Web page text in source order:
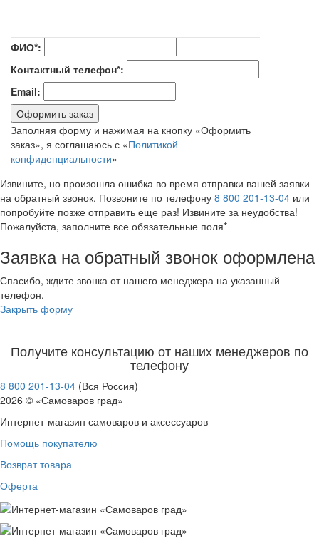
ФИО*:
Контактный телефон*:
Email:
Оформить заказ
Заполняя форму и нажимая на кнопку «Оформить
заказ», я соглашаюсь с «Политикой
конфиденциальности»
Извините, но произошла ошибка во время отправки вашей заявки
на обратный звонок. Позвоните по телефону 8 800 201-13-04 или
попробуйте позже отправить еще раз! Извините за неудобства!
Пожалуйста, заполните все обязательные поля*
Заявка на обратный звонок оформлена
Спасибо, ждите звонка от нашего менеджера на указанный
телефон.
Закрыть форму
Получите консультацию от наших менеджеров по
телефону
8 800 201-13-04 (Вся Россия)
2026 © «Самоваров град»
Интернет-магазин самоваров и аксессуаров
Помощь покупателю
Возврат товара
Оферта